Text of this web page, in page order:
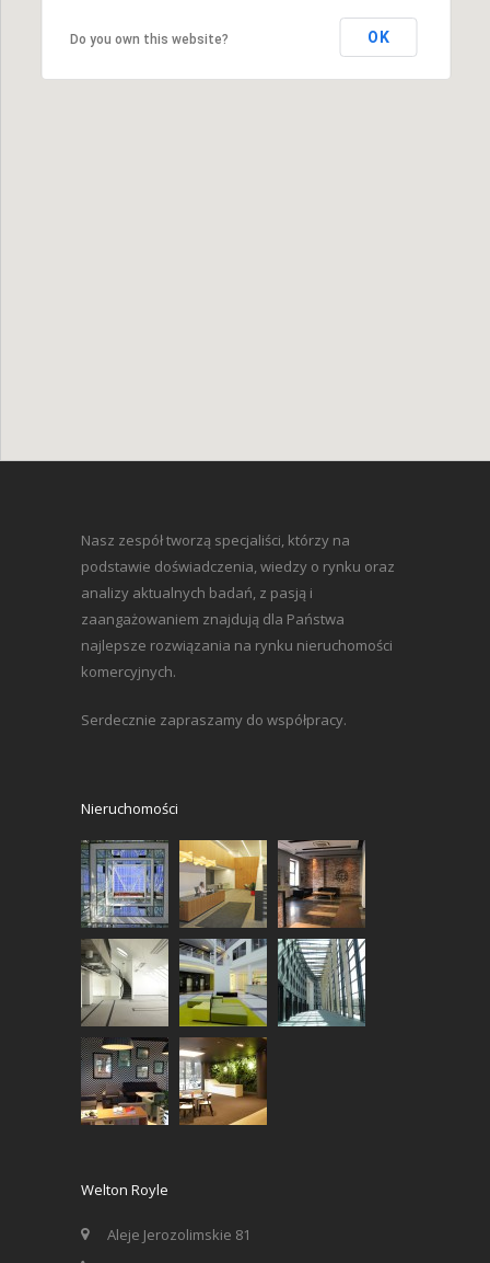
Do you own this website? OK
Nasz zespół tworzą specjaliści, którzy na
podstawie doświadczenia, wiedzy o rynku oraz
analizy aktualnych badań, z pasją i
zaangażowaniem znajdują dla Państwa
najlepsze rozwiązania na rynku nieruchomości
komercyjnych.
Serdecznie zapraszamy do współpracy.
Nieruchomości
Welton Royle
Aleje Jerozolimskie 81